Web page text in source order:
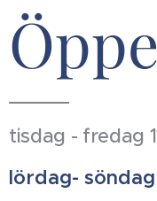
tisdag - fredag
lördag- söndag